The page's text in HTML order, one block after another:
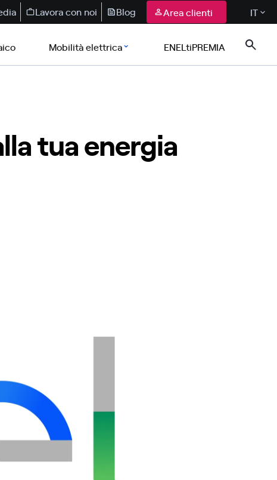
Lavora con noi Blog Area clienti IT
Mobilità elettrica ENELtiPREMIA
tua energia